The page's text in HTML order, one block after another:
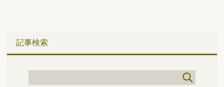
記事検索